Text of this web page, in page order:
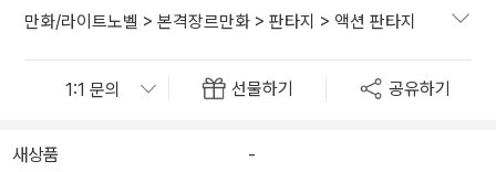
만화/라이트노벨 > 본격장르만화 > 판타지 > 액션 판타지
선물하기 공유하기
새상품
-